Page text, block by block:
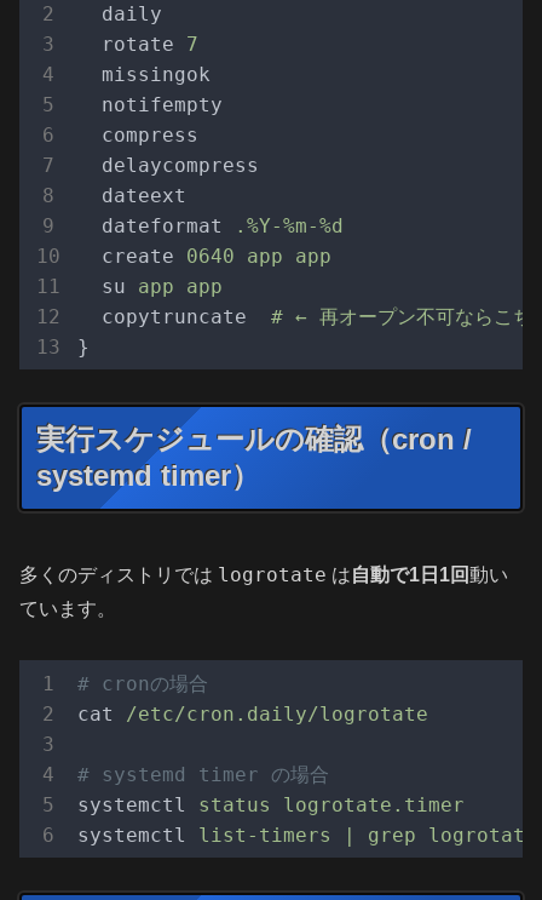
daily
rotate
7
missingok
notifempty
compress
delaycompress
dateext
dateformat
.%Y-%m-%d
create
0640 app app
su
app app
copytruncate
# ← 再オープン不可ならこち
}
実行スケジュールの確認（cron /
systemd timer）
多くのディストリでは logrotate は自動で1日1回動い
ています。
# cronの場合
cat
/etc/cron.daily/logrotate
# systemd timer の場合
systemctl
status logrotate.timer
systemctl
list-timers | grep logrotate